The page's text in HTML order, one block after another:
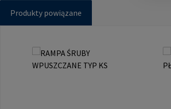
Produkty powiązane